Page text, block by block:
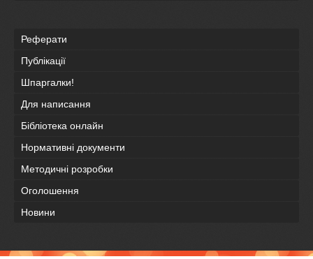
Реферати
Публікації
Шпаргалки!
Для написання
Бібліотека онлайн
Нормативні документи
Методичні розробки
Оголошення
Новини